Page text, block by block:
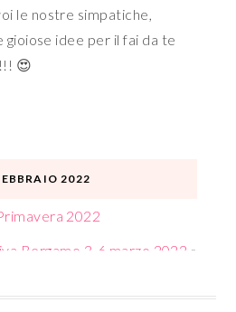
le nostre simpatiche,
idee per il fai da te
😍
2022
2022
Bergamo 3-6 marzo 2022 »